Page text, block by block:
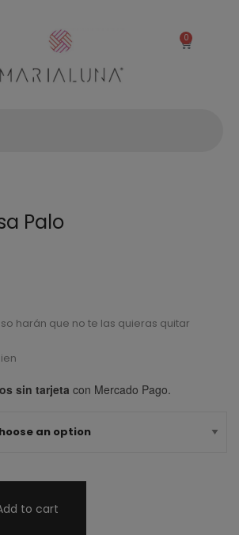
0
Palo
harán que no te las quieras quitar
sin tarjeta con Mercado Pago.
to cart